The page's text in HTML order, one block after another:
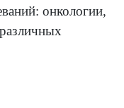
онкологии,